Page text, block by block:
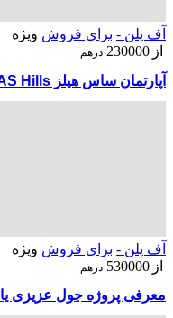
آف پلن - برای فروش ویژه
از 230000 درهم
آپارتمان ساس هیلز SAAS Hills در ساینس پارک دبی
آف پلن - برای فروش ویژه
از 530000 درهم
معرفی پروژه جول عزیزی یا Jewel Azizi